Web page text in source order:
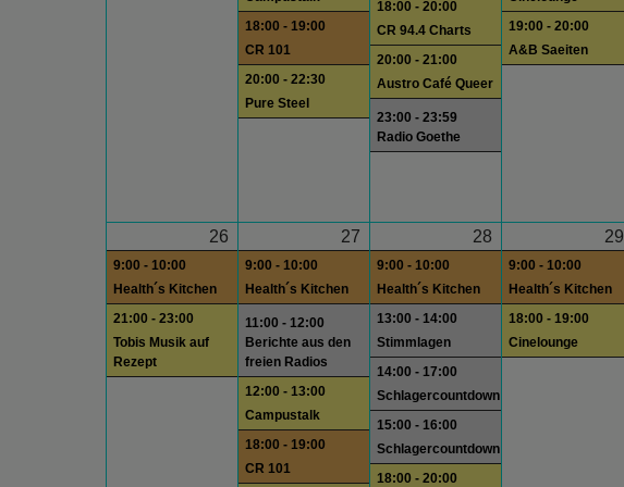
18:00 - 19:00
CR 101
20:00 - 22:30
Pure Steel
18:00 - 20:00
CR 94.4 Charts
20:00 - 21:00
Austro Café Queer
23:00 - 23:59
Radio Goethe
19:00 - 20:00
A&B Saeiten
26
9:00 - 10:00
Health´s Kitchen
21:00 - 23:00
Tobis Musik auf
Rezept
27
9:00 - 10:00
Health´s Kitchen
11:00 - 12:00
Berichte aus den
freien Radios
12:00 - 13:00
Campustalk
18:00 - 19:00
CR 101
28
9:00 - 10:00
Health´s Kitchen
13:00 - 14:00
Stimmlagen
14:00 - 17:00
Schlagercountdown
15:00 - 16:00
Schlagercountdown
18:00 - 20:00
29
9:00 - 10:00
Health´s Kitchen
18:00 - 19:00
Cinelounge